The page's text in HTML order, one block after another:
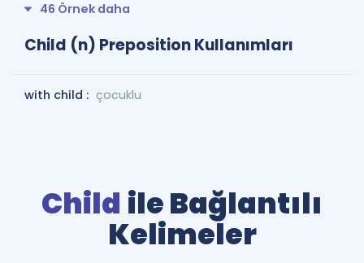
46 Örnek daha
Child (n) Preposition Kullanımları
with child : çocuklu
Child ile Bağlantılı
Kelimeler